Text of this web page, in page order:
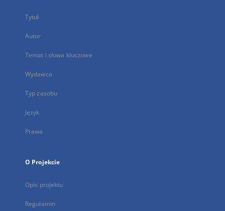
Tytuł
Autor
Temat i słowa kluczowe
Wydawca
Typ zasobu
Język
Prawa
O Projekcie
Opis projektu
Regulamin